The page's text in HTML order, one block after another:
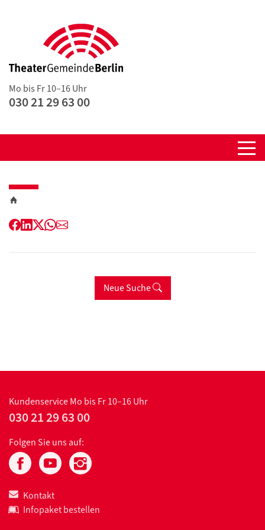
Mo bis Fr 10–16 Uhr
030 21 29 63 00
Facebook
LinkedIn
Twitter
WhatsApp
E-
Neue Suche
KundenserviceMo bis Fr 10–16 Uhr
030 21 29 63 00
Folgen Sie uns auf:
Kontakt
Infopaket bestellen